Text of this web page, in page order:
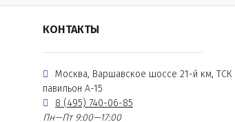
КОНТАКТЫ
Москва, Варшавское шоссе 21-й км, ТСК
павильон А-15
8 (495) 740-06-85
Пн—Пт 9:00—17:00